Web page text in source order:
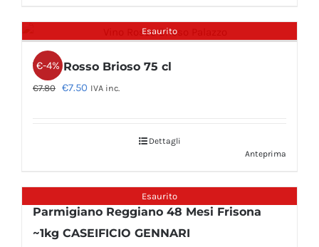
Esaurito
€-4%
Vino Rosso Brioso 75 cl
€7.80 Il
€7.50 IlIVA inc.
Dettagli
Anteprima
Esaurito
Parmigiano Reggiano 48 Mesi Frisona
~1kg CASEIFICIO GENNARI